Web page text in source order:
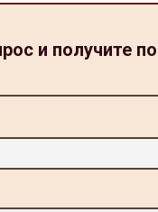
и получите